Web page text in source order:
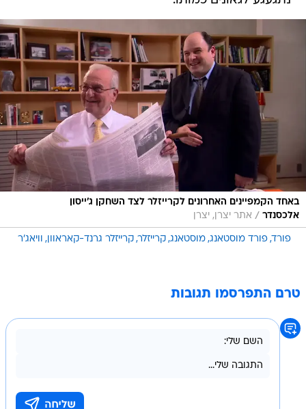
באחד הקמפיינים האחרונים לקרייזלר לצד השחקן ג'ייסון
אלכסנדר / אתר יצרן, יצרן
פורד פורד מוסטאנג מוסטאנג קרייזלר קרייזלר גרנד-קאראוון וויאג'ר
טרם התפרסמו תגובות